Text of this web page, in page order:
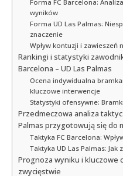
Forma FC Barcelona:
wyników
Forma UD Las Palmas:
znaczenie
Wpływ kontuzji i zawieszeń
Rankingi i statystyki
Barcelona – UD Las Palmas
Ocena indywidualna
kluczowe interwencje
Statystyki ofensywne:
Przedmeczowa analiza
Palmas przygotowują się do
Taktyka FC Barcelona:
Taktyka UD Las Palmas: Jak
Prognoza wyniku i kluczowe
zwycięstwie